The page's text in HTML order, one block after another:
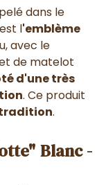
dans le
l'emblème
avec le
de matelot
d'une très
. Ce produit
.
Blanc -